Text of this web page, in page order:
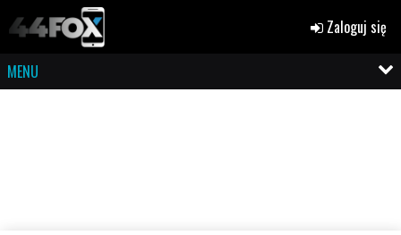
Zaloguj się
MENU